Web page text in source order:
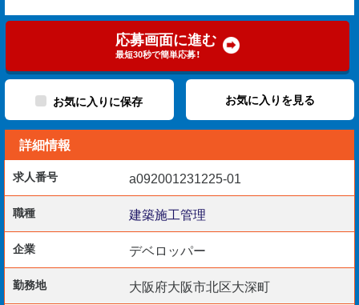
◇書類作成（WORD/EXCEL）
【歓迎要件】
◆現場監督5年以上のご経験
◆木造工事のご経験
◆1級建築施工管理技士
◆2級建築施工管理技士
【勤務開始日】
即日～随時
応募画面に進む
最短30秒で簡単応募！
お気に入りに保存 お気に入りを見る
詳細情報
求人番号 a092001231225-01
職種 建築施工管理
企業 デベロッパー
勤務地 大阪府大阪市北区大深町